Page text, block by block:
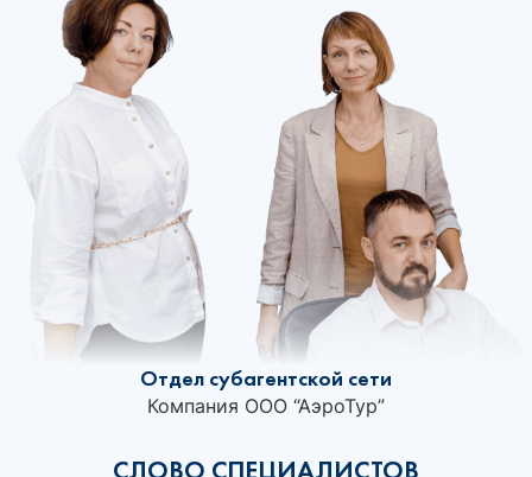
Отдел субагентской сети
Компания ООО “АэроТур”